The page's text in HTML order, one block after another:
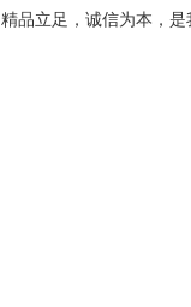
精品立足，诚信为本，